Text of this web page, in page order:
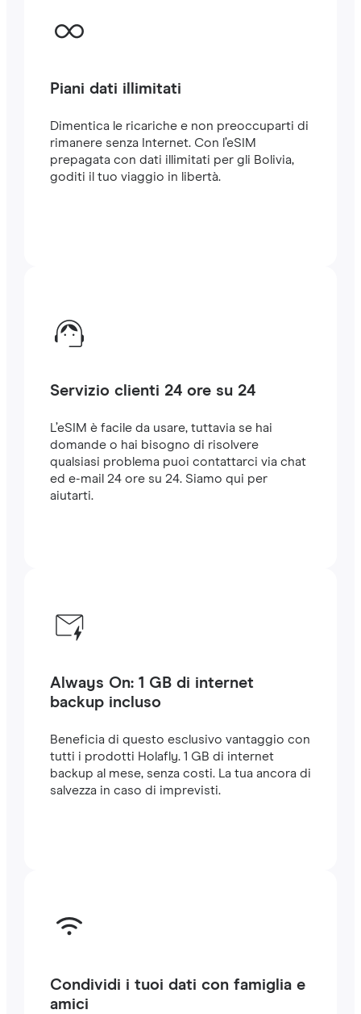
Piani dati illimitati
Dimentica le ricariche e non preoccuparti di
rimanere senza Internet. Con l’eSIM
prepagata con dati illimitati per gli Bolivia,
goditi il tuo viaggio in libertà.
Servizio clienti 24 ore su 24
L’eSIM è facile da usare, tuttavia se hai
domande o hai bisogno di risolvere
qualsiasi problema puoi contattarci via chat
ed e-mail 24 ore su 24. Siamo qui per
aiutarti.
Always On: 1 GB di internet
backup incluso
Beneficia di questo esclusivo vantaggio con
tutti i prodotti Holafly. 1 GB di internet
backup al mese, senza costi. La tua ancora di
salvezza in caso di imprevisti.
Condividi i tuoi dati con famiglia e
amici